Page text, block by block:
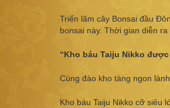
Triển lãm cây Bonsai đầu
bonsai này. Thời gian diễn
“Kho báu Taiju Nikko
Cùng đào kho tàng ngon
Kho báu Taiju Nikko cỡ siêu